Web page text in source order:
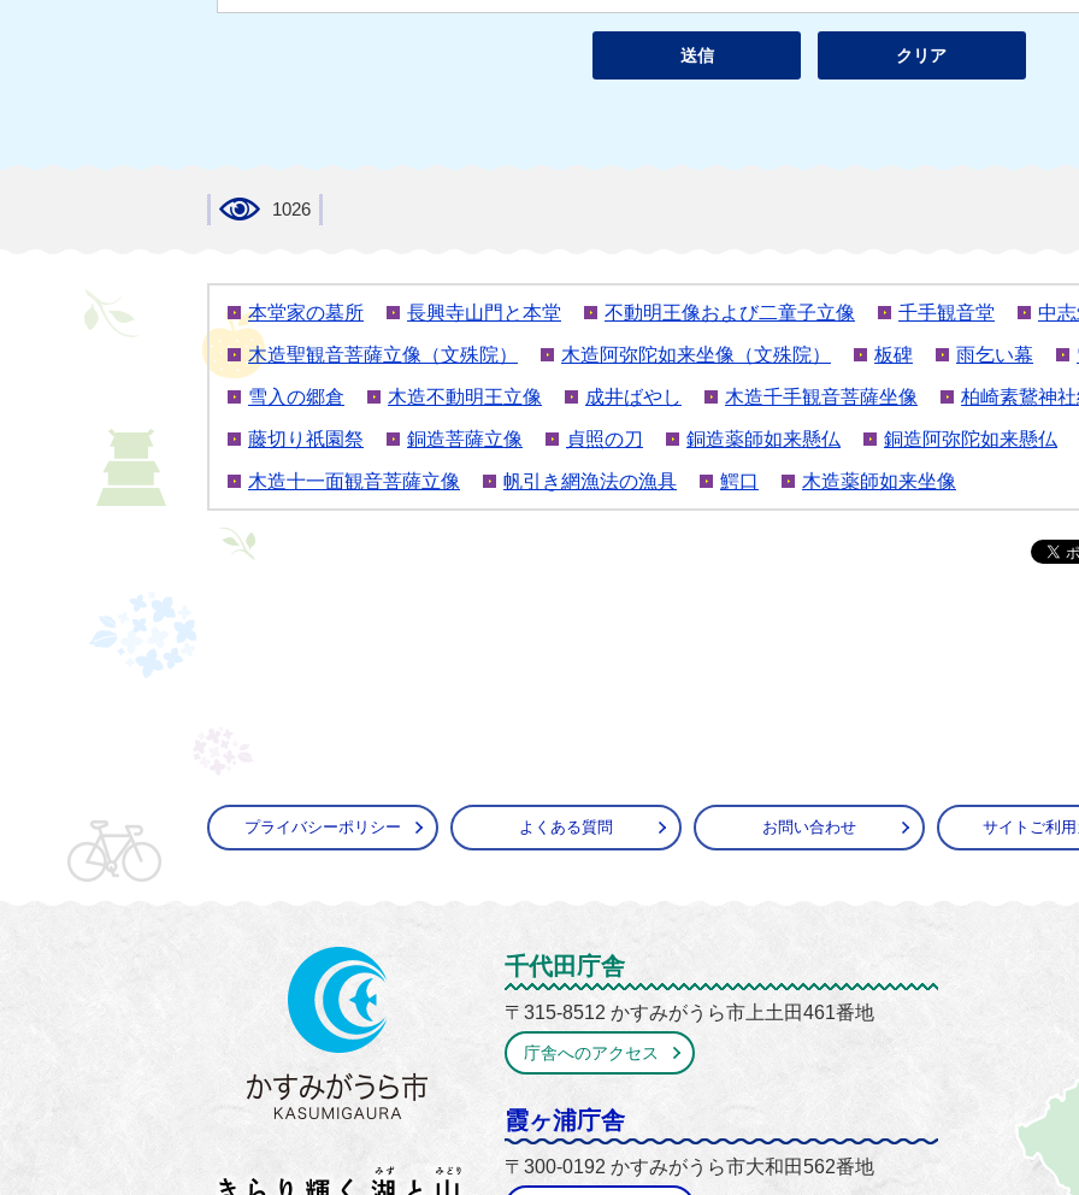
1026
本堂家の墓所 長興寺山門と本堂 不動明王像および二童子立像 千手観音堂 中
木造聖観音菩薩立像（文殊院） 木造阿弥陀如来坐像（文殊院） 板碑 雨乞い幕
雪入の郷倉 木造不動明王立像 成井ばやし 木造千手観音菩薩坐像 柏崎素鵞神
藤切り祇園祭 銅造菩薩立像 貞照の刀 銅造薬師如来懸仏 銅造阿弥陀如来懸仏
木造十一面観音菩薩立像 帆引き網漁法の漁具 鰐口 木造薬師如来坐像
プライバシーポリシー よくある質問 お問い合わせ サイトご利
かすみがうら市
千代田庁舎
〒315-8512 かすみがうら市上土田461番地
庁舎へのアクセス
霞ヶ浦庁舎
〒300-0192 かすみがうら市大和田562番地